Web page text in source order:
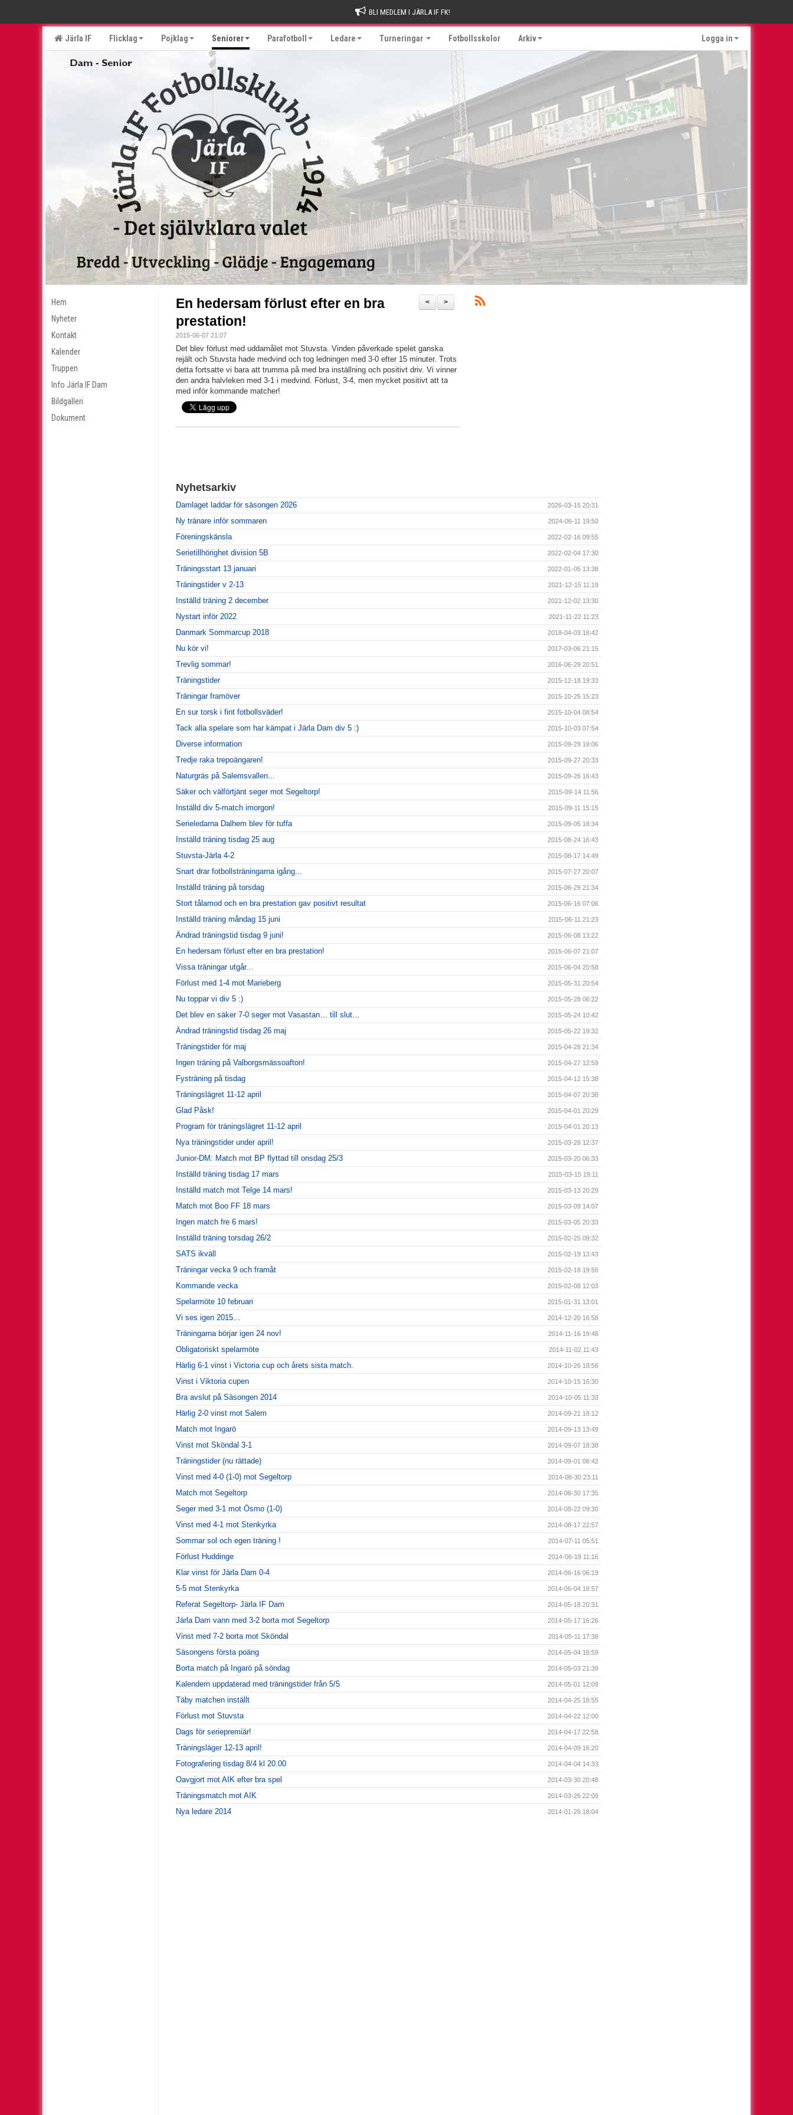
BLI MEDLEM I JÄRLA IF FK!
Järla IF Flicklag Pojklag Seniorer Parafotboll Ledare Turneringar Fotbollsskolor Arkiv Logga in
Hem
Nyheter
Kontakt
Kalender
Truppen
Info Järla IF Dam
Bildgalleri
Dokument
>
<
En hedersam förlust efter en bra
prestation!
2015-06-07 21:07
Det blev förlust med uddamålet mot Stuvsta. Vinden påverkade spelet ganska
rejält och Stuvsta hade medvind och tog ledningen med 3-0 efter 15 minuter. Trots
detta fortsatte vi bara att trumma på med bra inställning och positivt driv. Vi vinner
den andra halvleken med 3-1 i medvind. Förlust, 3-4, men mycket positivt att ta
med inför kommande matcher!
Nyhetsarkiv
Damlaget laddar för säsongen 2026 2026-03-15 20:31
Ny tränare inför sommaren 2024-06-11 19:50
Föreningskänsla 2022-02-16 09:55
Serietillhörighet division 5B 2022-02-04 17:30
Träningsstart 13 januari 2022-01-05 13:38
Träningstider v 2-13 2021-12-15 11:19
Inställd träning 2 december 2021-12-02 13:30
Nystart inför 2022 2021-11-22 11:23
Danmark Sommarcup 2018 2018-04-03 18:42
Nu kör vi! 2017-03-06 21:15
Trevlig sommar! 2016-06-29 20:51
Träningstider 2015-12-18 19:33
Träningar framöver 2015-10-25 15:23
En sur torsk i fint fotbollsväder! 2015-10-04 08:54
Tack alla spelare som har kämpat i Järla Dam div 5 :) 2015-10-03 07:54
Diverse information 2015-09-29 19:06
Tredje raka trepoängaren! 2015-09-27 20:33
Naturgräs på Salemsvallen... 2015-09-26 16:43
Säker och välförtjänt seger mot Segeltorp! 2015-09-14 11:56
Inställd div 5-match imorgon! 2015-09-11 15:15
Serieledarna Dalhem blev för tuffa 2015-09-05 18:34
Inställd träning tisdag 25 aug 2015-08-24 16:43
Stuvsta-Järla 4-2 2015-08-17 14:49
Snart drar fotbollsträningarna igång... 2015-07-27 20:07
Inställd träning på torsdag 2015-06-29 21:34
Stort tålamod och en bra prestation gav positivt resultat 2015-06-16 07:06
Inställd träning måndag 15 juni 2015-06-11 21:23
Ändrad träningstid tisdag 9 juni! 2015-06-08 13:22
En hedersam förlust efter en bra prestation! 2015-06-07 21:07
Vissa träningar utgår... 2015-06-04 20:58
Förlust med 1-4 mot Marieberg 2015-05-31 20:54
Nu toppar vi div 5 :) 2015-05-28 06:22
Det blev en säker 7-0 seger mot Vasastan… till slut… 2015-05-24 10:42
Ändrad träningstid tisdag 26 maj 2015-05-22 19:32
Träningstider för maj 2015-04-28 21:34
Ingen träning på Valborgsmässoafton! 2015-04-27 12:59
Fysträning på tisdag 2015-04-12 15:38
Träningslägret 11-12 april 2015-04-07 20:38
Glad Påsk! 2015-04-01 20:29
Program för träningslägret 11-12 april 2015-04-01 20:13
Nya träningstider under april! 2015-03-28 12:37
Junior-DM: Match mot BP flyttad till onsdag 25/3 2015-03-20 06:33
Inställd träning tisdag 17 mars 2015-03-15 19:11
Inställd match mot Telge 14 mars! 2015-03-13 20:29
Match mot Boo FF 18 mars 2015-03-09 14:07
Ingen match fre 6 mars! 2015-03-05 20:33
Inställd träning torsdag 26/2 2015-02-25 09:32
SATS ikväll 2015-02-19 13:43
Träningar vecka 9 och framåt 2015-02-18 19:56
Kommande vecka 2015-02-08 12:03
Spelarmöte 10 februari 2015-01-31 13:01
Vi ses igen 2015... 2014-12-20 16:58
Träningarna börjar igen 24 nov! 2014-11-16 19:48
Obligatoriskt spelarmöte 2014-11-02 11:43
Härlig 6-1 vinst i Victoria cup och årets sista match. 2014-10-26 18:56
Vinst i Viktoria cupen 2014-10-15 16:30
Bra avslut på Säsongen 2014 2014-10-05 11:33
Härlig 2-0 vinst mot Salem 2014-09-21 18:12
Match mot Ingarö 2014-09-13 13:49
Vinst mot Sköndal 3-1 2014-09-07 18:38
Träningstider (nu rättade) 2014-09-01 08:42
Vinst med 4-0 (1-0) mot Segeltorp 2014-08-30 23:11
Match mot Segeltorp 2014-08-30 17:35
Seger med 3-1 mot Ösmo (1-0) 2014-08-22 09:30
Vinst med 4-1 mot Stenkyrka 2014-08-17 22:57
Sommar sol och egen träning ! 2014-07-11 05:51
Förlust Huddinge 2014-06-19 11:16
Klar vinst för Järla Dam 0-4 2014-06-16 06:19
5-5 mot Stenkyrka 2014-06-04 18:57
Referat Segeltorp- Järla IF Dam 2014-05-18 20:31
Järla Dam vann med 3-2 borta mot Segeltorp 2014-05-17 16:26
Vinst med 7-2 borta mot Sköndal 2014-05-11 17:38
Säsongens första poäng 2014-05-04 18:59
Borta match på Ingarö på söndag 2014-05-03 21:39
Kalendern uppdaterad med träningstider från 5/5 2014-05-01 12:09
Täby matchen inställt 2014-04-25 18:55
Förlust mot Stuvsta 2014-04-22 12:00
Dags för seriepremiär! 2014-04-17 22:58
Träningsläger 12-13 april! 2014-04-09 16:20
Fotografering tisdag 8/4 kl 20.00 2014-04-04 14:33
Oavgjort mot AIK efter bra spel 2014-03-30 20:48
Träningsmatch mot AIK 2014-03-26 22:09
Nya ledare 2014 2014-01-28 18:04